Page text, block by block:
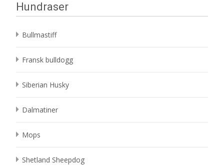
Hundraser
Bullmastiff
Fransk bulldogg
Siberian Husky
Dalmatiner
Mops
Shetland Sheepdog